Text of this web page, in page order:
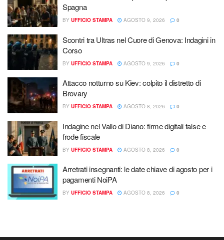
Spagna
BY UFFICIO STAMPA AGOSTO 9, 2026 0
Scontri tra Ultras nel Cuore di Genova: Indagini in
Corso
BY UFFICIO STAMPA AGOSTO 9, 2026 0
Attacco notturno su Kiev: colpito il distretto di
Brovary
BY UFFICIO STAMPA AGOSTO 8, 2026 0
Indagine nel Vallo di Diano: firme digitali false e
frode fiscale
BY UFFICIO STAMPA AGOSTO 8, 2026 0
Arretrati insegnanti: le date chiave di agosto per i
pagamenti NoiPA
BY UFFICIO STAMPA AGOSTO 8, 2026 0